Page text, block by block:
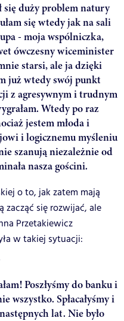
się duży problem natury
się wtedy jak na sali
- moja wspólniczka,
ówczesny wiceminister
starsi, ale ja dzięki
już wtedy swój punkt
z agresywnym i trudnym
Wtedy po raz
jestem młoda i
i logicznemu myśleniu
szanują niezależnie od
nasza gościni.
o to, jak zatem mają
zacząć się rozwijać, ale
Przetakiewicz
w takiej sytuacji:
Poszłyśmy do banku i
wszystko. Spłacałyśmy i
lat. Nie było